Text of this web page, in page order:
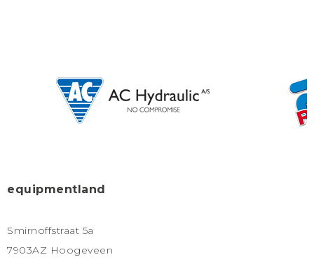
equipmentland
Smirnoffstraat 5a
7903AZ Hoogeveen